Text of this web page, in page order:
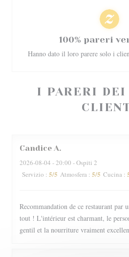
I PARERI DEI
Candice A
2026-08-04 - 20:00 - Ospiti 2
Servizio : 5/5 Atmosfera : 5/5 Cucina :
Recommandation de ce restaurant par
tout ! L'intérieur est charmant, le
gentil et la nourriture vraiment
100% pareri
Hanno dato il loro parere solo i